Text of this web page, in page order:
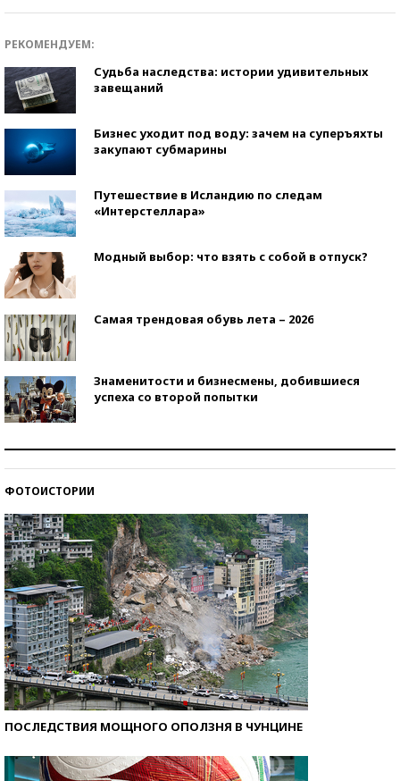
РЕКОМЕНДУЕМ:
Судьба наследства: истории удивительных
завещаний
Бизнес уходит под воду: зачем на суперъяхты
закупают субмарины
Путешествие в Исландию по следам
«Интерстеллара»
Модный выбор: что взять с собой в отпуск?
Самая трендовая обувь лета – 2026
Знаменитости и бизнесмены, добившиеся
успеха со второй попытки
ФОТОИСТОРИИ
ПОСЛЕДСТВИЯ МОЩНОГО ОПОЛЗНЯ В ЧУНЦИНЕ